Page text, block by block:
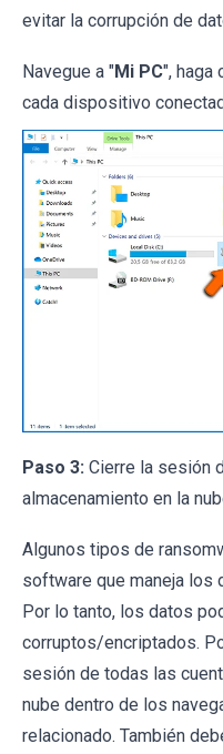
evitar la corrupción de
Navegue a "Mi PC", haga
cada dispositivo
Paso 3: Cierre la sesión
almacenamiento en la
Algunos tipos de
software que maneja los
Por lo tanto, los datos
corruptos/encriptados.
sesión de todas las
nube dentro de los
relacionado. También